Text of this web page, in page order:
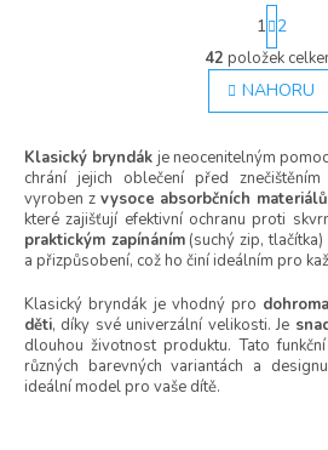
O
v
l
d
a
c
í
p
v
k
y
v
S
t
r
á
n
k
v
á
n
í
1 2
42 položek
NAHORU
Klasický bryndák je neocenitelným
chrání jejich oblečení před
vyroben z vysoce absorbčních materiálů
které zajišťují efektivní ochranu proti
praktickým zapínáním(suchý zip, tlačítka)
a přizpůsobení, což ho činí ideálním pro
Klasický bryndák je vhodný pro
děti, díky své univerzální velikosti. Je
dlouhou životnost produktu. Tato
různých barevných variantách a
ideální model pro vaše dítě.